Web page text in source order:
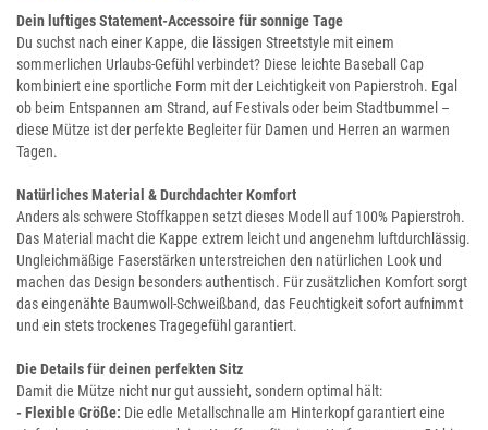
Dein luftiges Statement-Accessoire für sonnige Tage
Du suchst nach einer Kappe, die lässigen Streetstyle mit einem
sommerlichen Urlaubs-Gefühl verbindet? Diese leichte Baseball Cap
kombiniert eine sportliche Form mit der Leichtigkeit von Papierstroh. Egal
ob beim Entspannen am Strand, auf Festivals oder beim Stadtbummel –
diese Mütze ist der perfekte Begleiter für Damen und Herren an warmen
Tagen.
Natürliches Material & Durchdachter Komfort
Anders als schwere Stoffkappen setzt dieses Modell auf 100% Papierstroh.
Das Material macht die Kappe extrem leicht und angenehm luftdurchlässig.
Ungleichmäßige Faserstärken unterstreichen den natürlichen Look und
machen das Design besonders authentisch. Für zusätzlichen Komfort sorgt
das eingenähte Baumwoll-Schweißband, das Feuchtigkeit sofort aufnimmt
und ein stets trockenes Tragegefühl garantiert.
Die Details für deinen perfekten Sitz
Damit die Mütze nicht nur gut aussieht, sondern optimal hält:
- Flexible Größe: Die edle Metallschnalle am Hinterkopf garantiert eine